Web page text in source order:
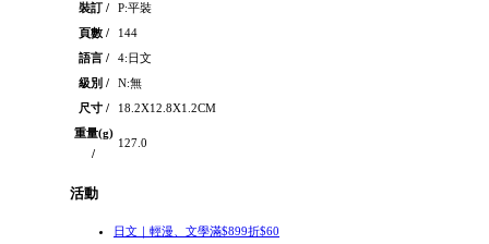
裝訂 /
P:平裝
頁數 /
144
語言 /
4:日文
級別 /
N:無
尺寸 /
18.2X12.8X1.2CM
重量(g)
/
127.0
活動
日文｜輕漫、文學滿$899折$60